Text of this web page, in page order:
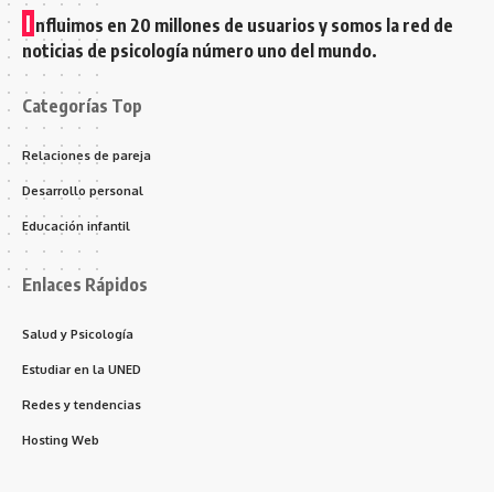
I nfluimos en 20 millones de usuarios y somos la red de
noticias de psicología número uno del mundo.
Categorías Top
Relaciones de pareja
Desarrollo personal
Educación infantil
Enlaces Rápidos
Salud y Psicología
Estudiar en la UNED
Redes y tendencias
Hosting Web